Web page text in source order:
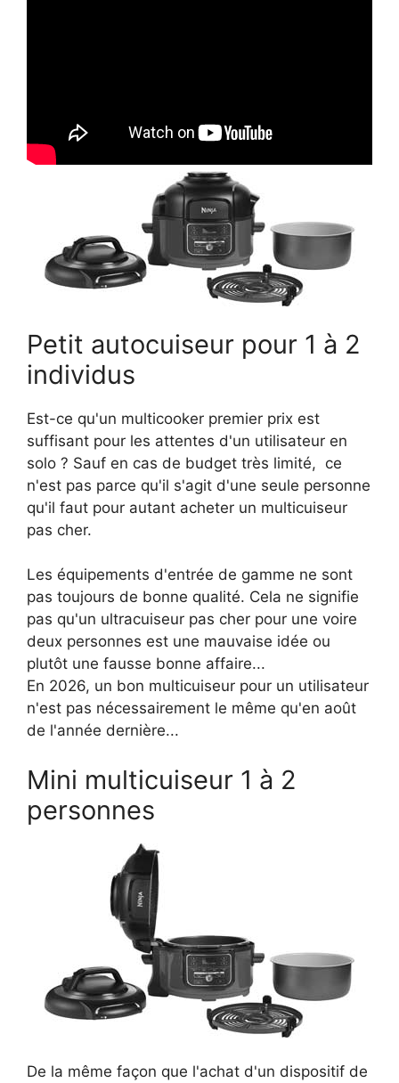
Petit autocuiseur pour 1 à 2
individus
Est-ce qu'un multicooker premier prix est
suffisant pour les attentes d'un utilisateur en
solo ? Sauf en cas de budget très limité, ce
n'est pas parce qu'il s'agit d'une seule personne
qu'il faut pour autant acheter un multicuiseur
pas cher.
Les équipements d'entrée de gamme ne sont
pas toujours de bonne qualité. Cela ne signifie
pas qu'un ultracuiseur pas cher pour une voire
deux personnes est une mauvaise idée ou
plutôt une fausse bonne affaire...
En 2026, un bon multicuiseur pour un utilisateur
n'est pas nécessairement le même qu'en août
de l'année dernière...
Mini multicuiseur 1 à 2
personnes
De la même façon que l'achat d'un dispositif de